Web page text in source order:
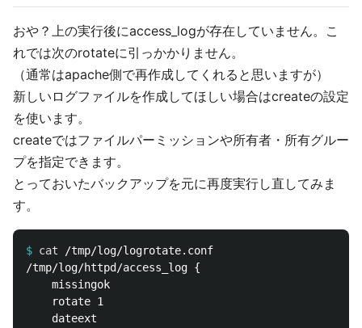
おや？上の実行後にaccess_logが存在していません。こ
れでは次のrotateに引っかかりません。
（通常はapache側で再作成してくれると思いますが）
新しいログファイルを作成してほしい場合はcreateの設定
を使います。
createではファイルパーミッションや所有者・所有グルー
プを指定できます。
とっておいたバックアップを元に再度実行し直してみま
す。
$ cat
/tmp/log/httpd/access_log {
    missingok
    rotate 1
    dateext